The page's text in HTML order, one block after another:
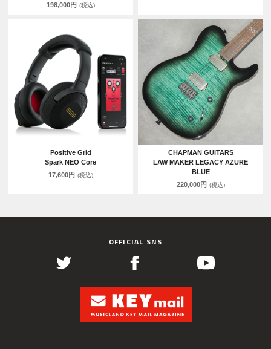
198,000円 (税込)
Positive Grid
Spark NEO Core
17,600円 (税込)
CHAPMAN GUITARS
LAW MAKER LEGACY AZURE
BLUE
220,000円 (税込)
OFFICIAL SNS